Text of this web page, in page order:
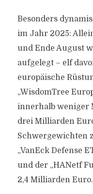
Besonders
im Jahr 2025:
und Ende August
aufgelegt – elf
europäische
„WisdomTree
innerhalb weniger
drei Milliarden
Schwergewichten
„VanEck Defense
und der „HANetf
2,4 Milliarden Euro.